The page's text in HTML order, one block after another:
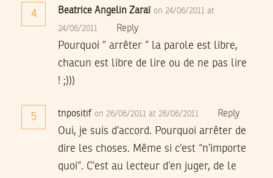
4 Beatrice Angelin Zaraï on 24/06/2011 at
24/06/2011 Reply
Pourquoi ” arrêter ” la parole est libre,
chacun est libre de lire ou de ne pas lire
! ;)))
5 tnpositif on 26/06/2011 at 26/06/2011 Reply
Oui, je suis d’accord. Pourquoi arrêter de
dire les choses. Même si c’est “n’importe
quoi”. C’est au lecteur d’en juger, de le